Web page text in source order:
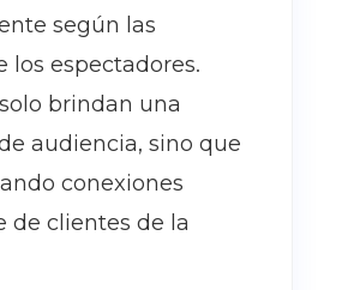
según las
los espectadores.
brindan una
audiencia, sino que
conexiones
de clientes de la